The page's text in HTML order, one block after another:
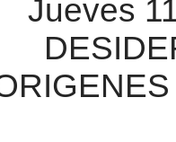
Jueves